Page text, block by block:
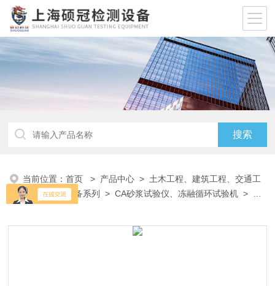
当前位置：首页 > 产品中心 > 土木工程、建筑工程、交通工
程试验仪器设备系列
>CA砂浆试验仪、冻融循环试验机 > CA